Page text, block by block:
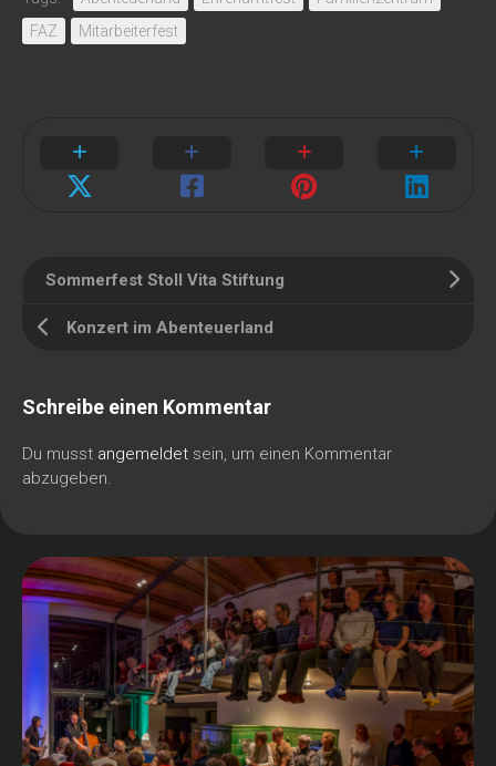
FAZ
Mitarbeiterfest
Sommerfest Stoll Vita Stiftung
Konzert im Abenteuerland
Schreibe einen Kommentar
Du musst angemeldet sein, um einen Kommentar
abzugeben.